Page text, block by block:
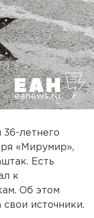
летнего
«Мирумир»,
Есть
к
Об этом
источники.